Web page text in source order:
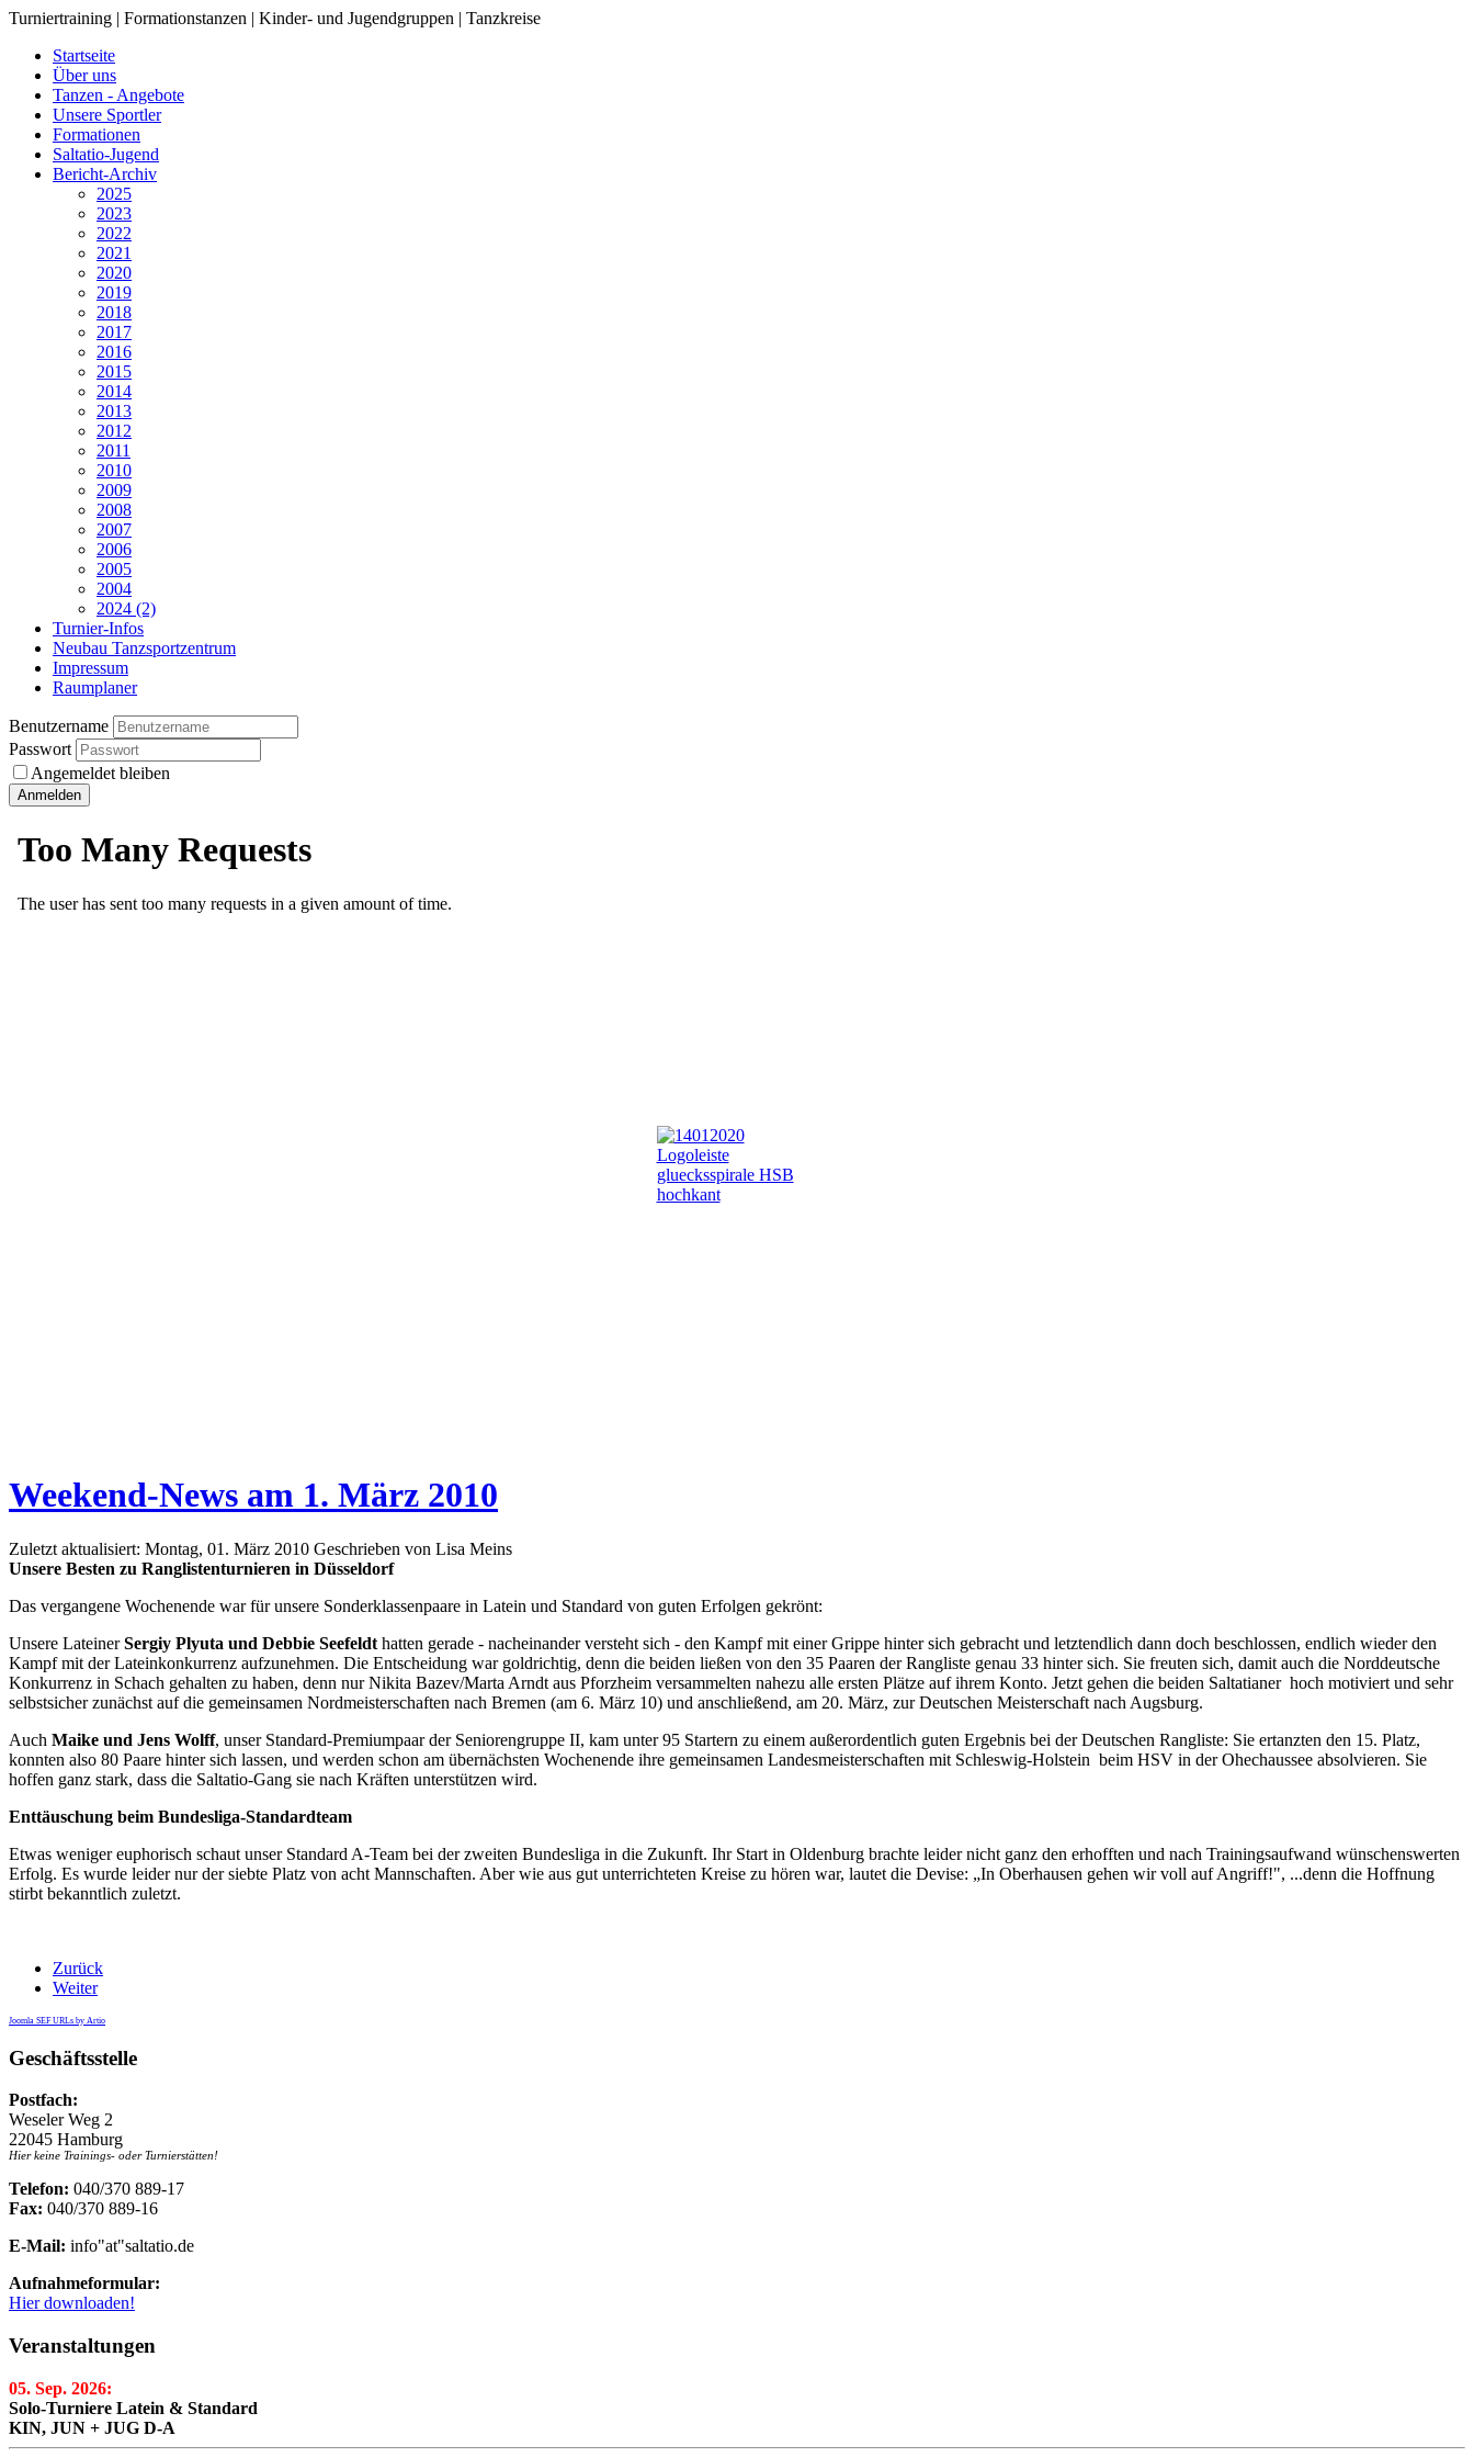
Turniertraining | Formationstanzen | Kinder- und Jugendgruppen | Tanzkreise
Startseite
Über uns
Tanzen - Angebote
Unsere Sportler
Formationen
Saltatio-Jugend
Bericht-Archiv
2025
2023
2022
2021
2020
2019
2018
2017
2016
2015
2014
2013
2012
2011
2010
2009
2008
2007
2006
2005
2004
2024 (2)
Turnier-Infos
Neubau Tanzsportzentrum
Impressum
Raumplaner
Benutzername
Passwort
Angemeldet bleiben
Weekend-News am 1. März 2010
Zuletzt aktualisiert: Montag, 01. März 2010 Geschrieben von Lisa Meins
Unsere Besten zu Ranglistenturnieren in Düsseldorf
Das vergangene Wochenende war für unsere Sonderklassenpaare in Latein und Standard von guten Erfolgen gekrönt:
Unsere LateinerSergiy Plyuta und Debbie Seefeldt hatten gerade - nacheinander versteht sich - den Kampf mit einer Grippe hinter sich gebracht und letztendlich dann doch beschlossen, endlich wieder den
Kampf mit der Lateinkonkurrenz aufzunehmen. Die Entscheidung war goldrichtig, denn die beiden ließen von den 35 Paaren der Rangliste genau 33 hinter sich. Sie freuten sich, damit auch die Norddeutsche
Konkurrenz in Schach gehalten zu haben, denn nur Nikita Bazev/Marta Arndt aus Pforzheim versammelten nahezu alle ersten Plätze auf ihrem Konto. Jetzt gehen die beiden Saltatianer hoch motiviert und sehr
selbstsicher zunächst auf die gemeinsamen Nordmeisterschaften nach Bremen (am 6. März 10) und anschließend, am 20. März, zur Deutschen Meisterschaft nach Augsburg.
Auch Maike und Jens Wolff, unser Standard-Premiumpaar der Seniorengruppe II, kam unter 95 Startern zu einem außerordentlich guten Ergebnis bei der Deutschen Rangliste: Sie ertanzten den 15. Platz,
konnten also 80 Paare hinter sich lassen, und werden schon am übernächsten Wochenende ihre gemeinsamen Landesmeisterschaften mit Schleswig-Holstein beim HSV in der Ohechaussee absolvieren. Sie
hoffen ganz stark, dass die Saltatio-Gang sie nach Kräften unterstützen wird.
Enttäuschung beim Bundesliga-Standardteam
Etwas weniger euphorisch schaut unser Standard A-Team bei der zweiten Bundesliga in die Zukunft. Ihr Start in Oldenburg brachte leider nicht ganz den erhofften und nach Trainingsaufwand wünschenswerten
Erfolg. Es wurde leider nur der siebte Platz von acht Mannschaften. Aber wie aus gut unterrichteten Kreise zu hören war, lautet die Devise: „In Oberhausen gehen wir voll auf Angriff!", ...denn die Hoffnung
stirbt bekanntlich zuletzt.
Zurück
Weiter
Joomla SEF URLs by Artio
Geschäftsstelle
Postfach:
Weseler Weg 2
22045 Hamburg
Hier keine Trainings- oder Turnierstätten!
Telefon: 040/370 889-17
Fax: 040/370 889-16
E-Mail: info"at"saltatio.de
Aufnahmeformular:
Hier downloaden!
Veranstaltungen
05. Sep. 2026:
Solo-Turniere Latein & Standard
KIN, JUN + JUG D-A